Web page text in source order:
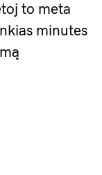
to meta
minutes